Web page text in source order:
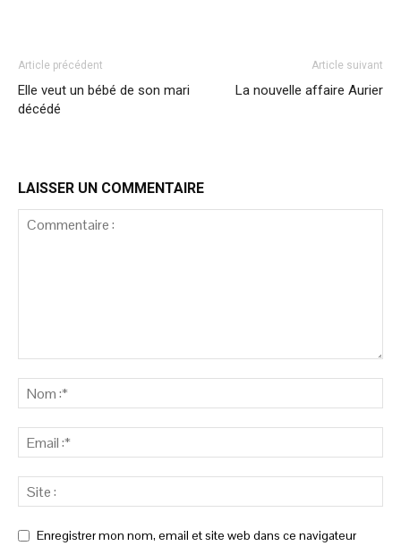
Article précédent
Elle veut un bébé de son mari
décédé
Article suivant
La nouvelle affaire Aurier
LAISSER UN COMMENTAIRE
Enregistrer mon nom, email et site web dans ce navigateur